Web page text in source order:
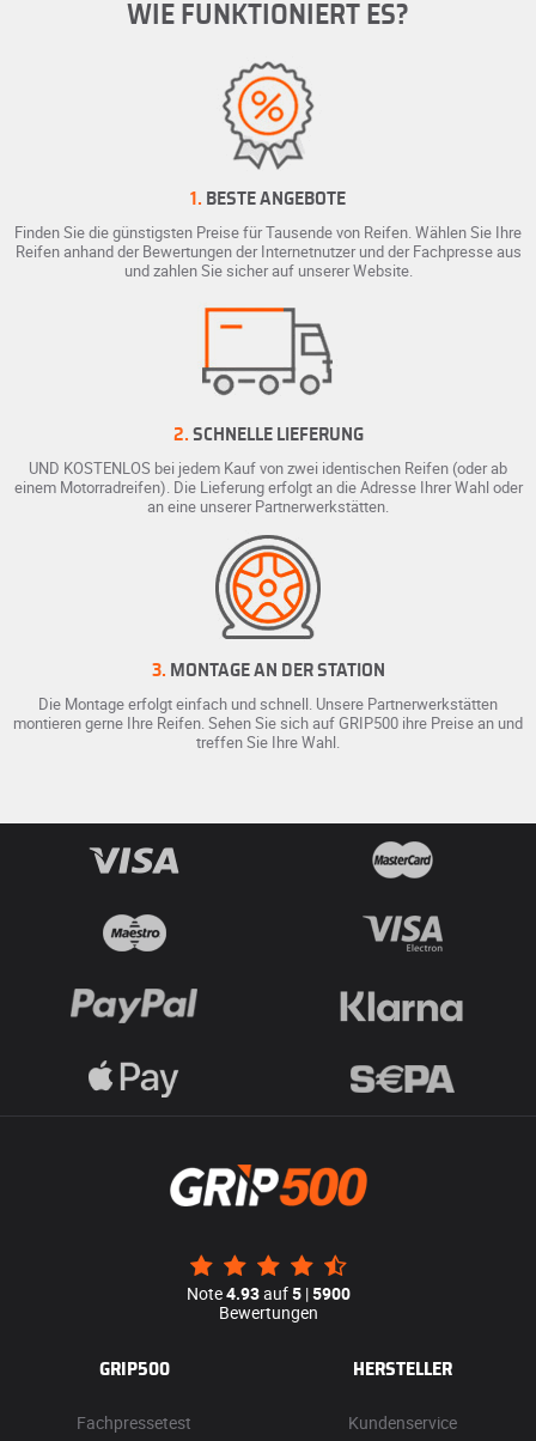
WIE FUNKTIONIERT ES?
1. BESTE ANGEBOTE
Finden Sie die günstigsten Preise für Tausende von Reifen. Wählen Sie Ihre
Reifen anhand der Bewertungen der Internetnutzer und der Fachpresse aus
und zahlen Sie sicher auf unserer Website.
2. SCHNELLE LIEFERUNG
UND KOSTENLOS bei jedem Kauf von zwei identischen Reifen (oder ab
einem Motorradreifen). Die Lieferung erfolgt an die Adresse Ihrer Wahl oder
an eine unserer Partnerwerkstätten.
3. MONTAGE AN DER STATION
Die Montage erfolgt einfach und schnell. Unsere Partnerwerkstätten
montieren gerne Ihre Reifen. Sehen Sie sich auf GRIP500 ihre Preise an und
treffen Sie Ihre Wahl.
Note4.93auf5|5900
Bewertungen
GRIP500
Fachpressetest
HERSTELLER
Kundenservice